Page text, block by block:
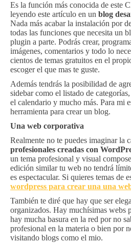
Es la función más conocida de este
leyendo este artículo en un blog
Nada más acabar la instalación por
todas las funciones que necesita un
plugin a parte. Podrás crear,
imágenes, comentarios y todo lo
cientos de temas gratuitos en el
escoger el que mas te guste.
Además tendrás la posibilidad de
sidebar como el listado de
el calendario y mucho más. Para mi
herramienta para crear un blog.
Una web corporativa
Realmente no te puedes imaginar la
profesionales creadas con
un tema profesional y visual
edición similar tu web no tendrá
es espectacular. Si quieres temas de
wordpress para crear una una
También te diré que hay que ser
organizados. Hay muchísimas webs
hay mucha basura en la red por no
profesional en la materia o bien por
visitando blogs como el mio.